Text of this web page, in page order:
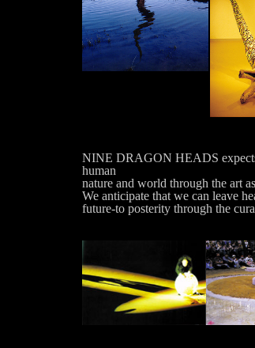
NINE DRAGON HEADS
human
nature and world through the art
We anticipate that we can leave
future-to posterity through the